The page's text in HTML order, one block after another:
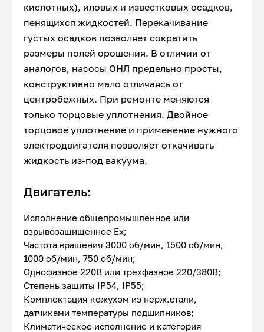
кислотных), иловых и известковых осадков,
пенящихся жидкостей. Перекачивание
густых осадков позволяет сократить
размеры полей орошения. В отличии от
аналогов, насосы ОНЛ предельно просты,
конструктивно мало отличаясь от
центробежных. При ремонте меняются
только торцовые уплотнения. Двойное
торцовое уплотнение и применение нужного
электродвигателя позволяет откачивать
жидкость из-под вакуума.
Двигатель:
Исполнение общепромышленное или
взрывозащищенное Ex;
Частота вращения 3000 об/мин, 1500 об/мин,
1000 об/мин, 750 об/мин;
Однофазное 220В или трехфазное 220/380В;
Степень защиты IP54, IP55;
Комплектация кожухом из нерж.стали,
датчиками температуры подшипников;
Климатическое исполнение и категория